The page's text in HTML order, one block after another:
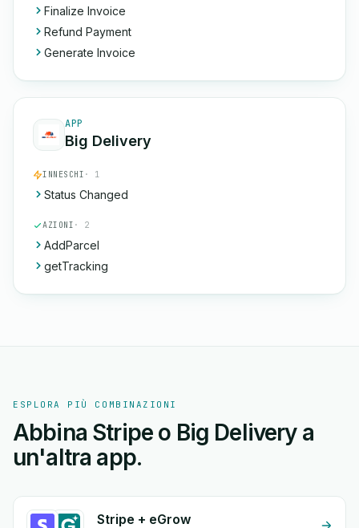
Finalize Invoice
Refund Payment
Generate Invoice
APP
Big Delivery
INNESCHI · 1
Status Changed
AZIONI · 2
AddParcel
getTracking
ESPLORA PIÙ COMBINAZIONI
Abbina Stripe o Big Delivery a
un'altra app.
Stripe + eGrow